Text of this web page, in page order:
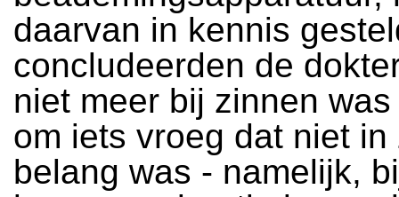
daarvan in kennis
concludeerden de
niet meer bij zinnen
om iets vroeg dat niet in
belang was - namelijk,